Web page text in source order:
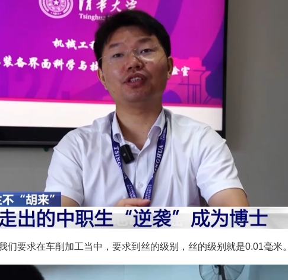
们要求在车削加工当中，要求到丝的级别，丝的级别就是0.01毫米。